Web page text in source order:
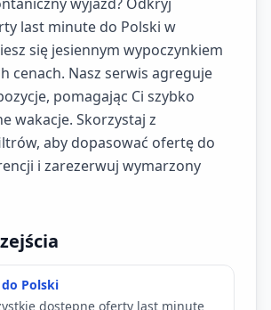
last minute do Polski w
się jesiennym wypoczynkiem
cenach. Nasz serwis agreguje
pomagając Ci szybko
wakacje. Skorzystaj z
aby dopasować ofertę do
i zarezerwuj wymarzony
Polski
dostępne oferty last minute